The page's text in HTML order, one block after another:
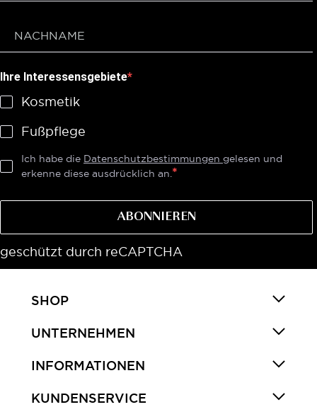
Ihre Interessensgebiete
Kosmetik
Fußpflege
Ich habe die Datenschutzbestimmungen gelesen und
erkenne diese ausdrücklich an.
ABONNIEREN
geschützt durch reCAPTCHA
SHOP
UNTERNEHMEN
INFORMATIONEN
KUNDENSERVICE